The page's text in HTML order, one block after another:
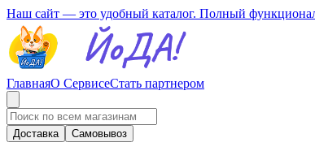
Наш сайт — это удобный каталог. Полный
ГлавнаяО СервисеСтать партнером
Доставка Самовывоз